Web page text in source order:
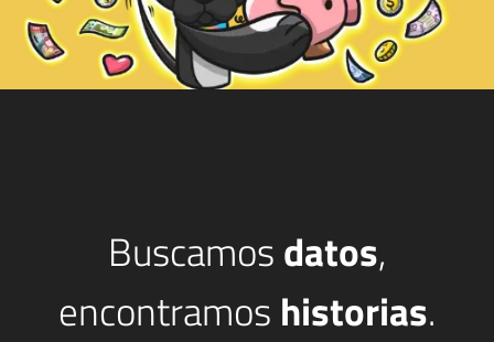
Buscamosdatos,
encontramos historias.